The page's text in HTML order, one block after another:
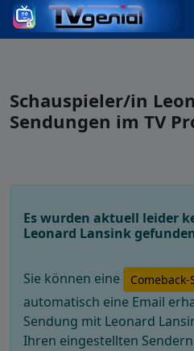
Schauspieler/in
Sendungen im TV
Es wurden aktuell leider
Leonard Lansink
Sie können eine
automatisch eine Email
Sendung mit Leonard
Ihren eingestellten